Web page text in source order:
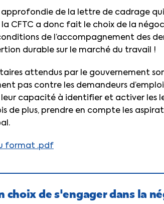
approfondie de la lettre de cadrage
CFTC a donc fait le choix de la
de l’accompagnement des
durable sur le marché du travail !
attendus par le gouvernement
pas contre les demandeurs
capacité à identifier et activer les
de plus, prendre en compte les
format .pdf
choix de s'engager dans la